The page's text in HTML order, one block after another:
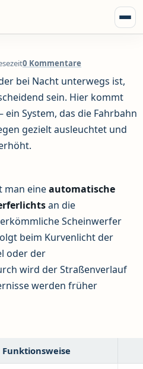
0 Kommentare
bei Nacht unterwegs ist,
sein. Hier kommt
ein System, das die Fahrbahn
gezielt ausleuchtet und
man eineautomatische
an die
Scheinwerfer
beim Kurvenlicht der
oder der
wird der Straßenverlauf
werden früher
Funktionsweise